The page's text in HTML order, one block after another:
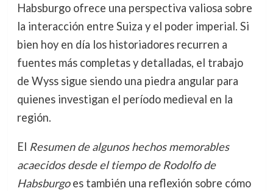
Habsburgo ofrece una perspectiva valiosa sobre
la interacción entre Suiza y el poder imperial. Si
bien hoy en día los historiadores recurren a
fuentes más completas y detalladas, el trabajo
de Wyss sigue siendo una piedra angular para
quienes investigan el período medieval en la
región.
El Resumen de algunos hechos memorables
acaecidos desde el tiempo de Rodolfo de
Habsburgoes también una reflexión sobre cómo